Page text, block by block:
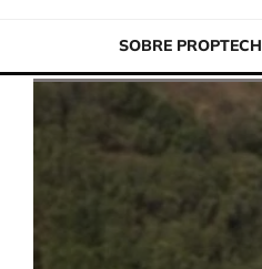
SOBRE PROPTECH